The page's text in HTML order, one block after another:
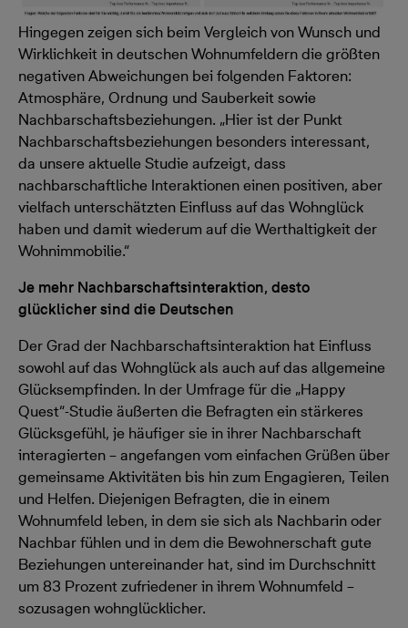
Hingegen zeigen sich beim Vergleich von Wunsch und
Wirklichkeit in deutschen Wohnumfeldern die größten
negativen Abweichungen bei folgenden Faktoren:
Atmosphäre, Ordnung und Sauberkeit sowie
Nachbarschaftsbeziehungen. „Hier ist der Punkt
Nachbarschaftsbeziehungen besonders interessant,
da unsere aktuelle Studie aufzeigt, dass
nachbarschaftliche Interaktionen einen positiven, aber
vielfach unterschätzten Einfluss auf das Wohnglück
haben und damit wiederum auf die Werthaltigkeit der
Wohnimmobilie.“
Je mehr Nachbarschaftsinteraktion, desto
glücklicher sind die Deutschen
Der Grad der Nachbarschaftsinteraktion hat Einfluss
sowohl auf das Wohnglück als auch auf das allgemeine
Glücksempfinden. In der Umfrage für die „Happy
Quest“-Studie äußerten die Befragten ein stärkeres
Glücksgefühl, je häufiger sie in ihrer Nachbarschaft
interagierten – angefangen vom einfachen Grüßen über
gemeinsame Aktivitäten bis hin zum Engagieren, Teilen
und Helfen. Diejenigen Befragten, die in einem
Wohnumfeld leben, in dem sie sich als Nachbarin oder
Nachbar fühlen und in dem die Bewohnerschaft gute
Beziehungen untereinander hat, sind im Durchschnitt
um 83 Prozent zufriedener in ihrem Wohnumfeld –
sozusagen wohnglücklicher.